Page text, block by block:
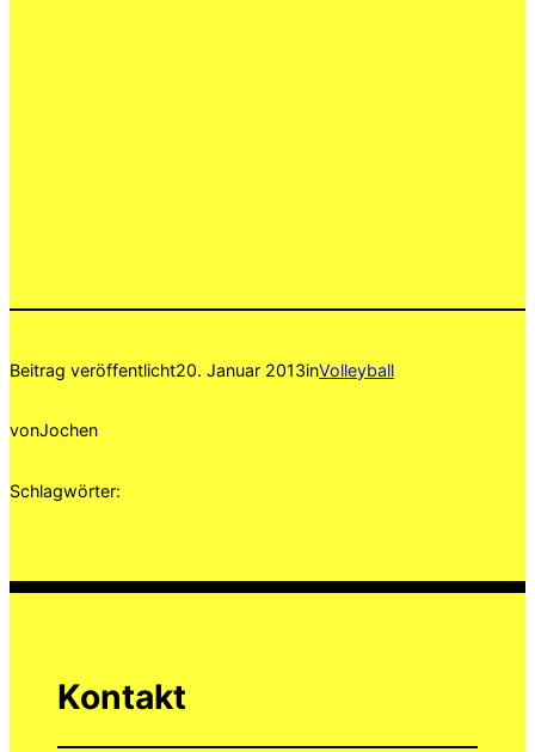
Beitrag veröffentlicht20. Januar 2013inVolleyball
vonJochen
Schlagwörter:
Kontakt